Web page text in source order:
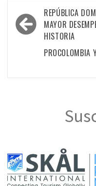
Navegación
de
entradas
REPÚBLICA
MAYOR
HISTORIA
PROCOLOMBIA